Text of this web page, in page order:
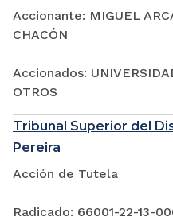
Accionante: MIGUEL
CHACÓN
Accionados:
OTROS
Tribunal Superior del
Pereira
Acción de Tutela
Radicado: 66001-22-13-